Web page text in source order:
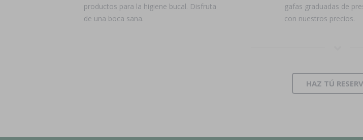
productos para la higiene bucal. Disfruta
de una boca sana.
gafas graduadas de
con nuestros precios.
HAZ TÚ